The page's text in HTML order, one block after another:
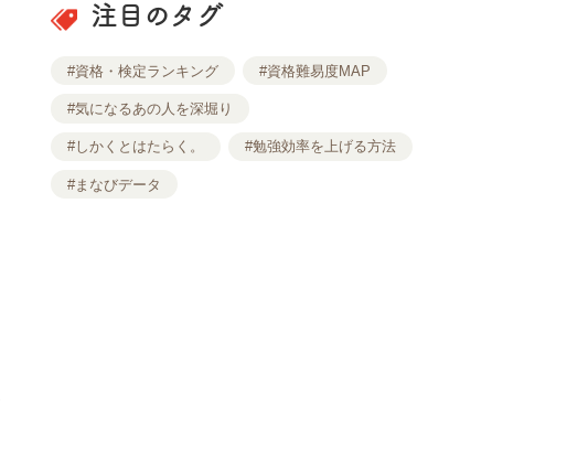
注目のタグ
#資格・検定ランキング #資格難易度MAP
#気になるあの人を深堀り
#しかくとはたらく。 #勉強効率を上げる方法
#まなびデータ